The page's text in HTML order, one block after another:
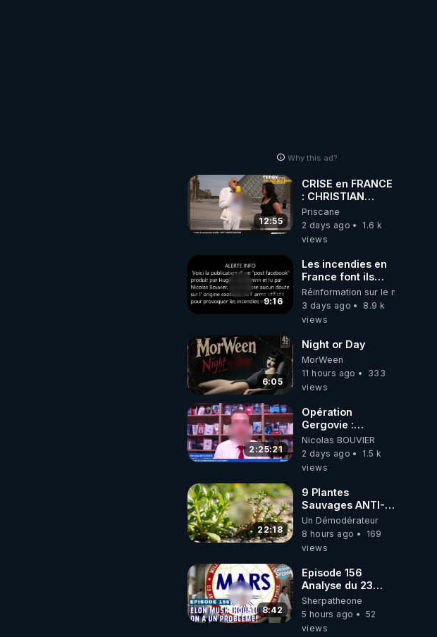
Why this ad?
12:55
CRISE en FRANCE
: CHRISTIAN
COTTEN FAIT une
étrange
découverte
Priscane
2 days ago
1.6 k
views
9:16
Les incendies en
France font ils
partie d' un plan
qui aurait débuté
le 11 septembre
Réinformation sur le monde
3 days ago
8.9 k
views
6:05
Night or Day
MorWeen
11 hours ago
333
views
2:25:21
Opération
Gergovie :
‪@38resistancegauloise‬
‪@MarionSigautOfficiel‬
‪@gladysriifard5710‬
Nicolas BOUVIER
2 days ago
1.5 k
views
22:18
9 Plantes
Sauvages ANTI-
FAMINE: ces
Ressources
Haies
Un Démodérateur
8 hours ago
169
views
8:42
Episode 156
Analyse du 23
février 2025 Elon
Musk : Houston ,
on a un problème
Sherpatheone
5 hours ago
52
views